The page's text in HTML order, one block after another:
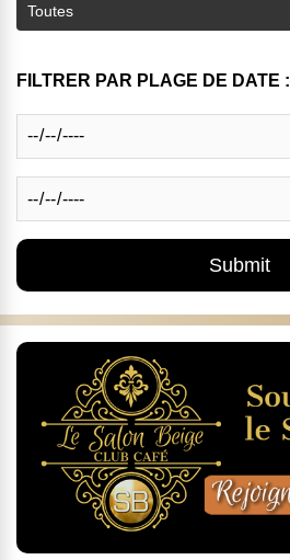
FILTRER PAR PLAGE DE DATE :